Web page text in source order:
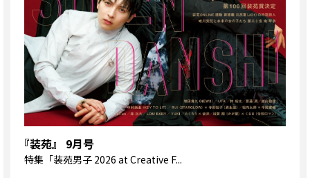
『装苑』 9月号
特集 「装苑男子 2026 at Creative F...